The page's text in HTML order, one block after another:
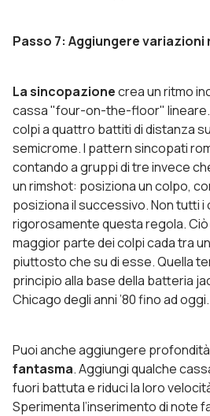
Passo 7: Aggiungere variazioni
La sincopazionecrea un ritmo
cassa "four-on-the-floor" lineare.
colpi a quattro battiti di distanza
semicrome. I pattern sincopati
contando a gruppi di tre invece
un rimshot: posiziona un colpo,
posiziona il successivo. Non tutti
rigorosamente questa regola.
maggior parte dei colpi cada tra
piuttosto che su di esse. Quella
principio alla base della batteria
Chicago degli anni ’80 fino ad oggi.
Puoi anche aggiungere
fantasma. Aggiungi qualche
fuori battuta e riduci la loro
Sperimenta l’inserimento di note